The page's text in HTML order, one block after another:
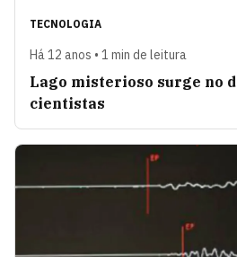
TECNOLOGIA
Há 12 anos • 1 min de leitura
Lago misterioso surge no
cientistas